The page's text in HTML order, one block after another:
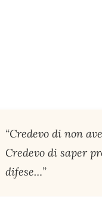
“Credevo di non
Credevo di saper
difese…”